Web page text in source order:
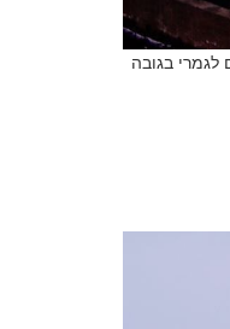
בגובה